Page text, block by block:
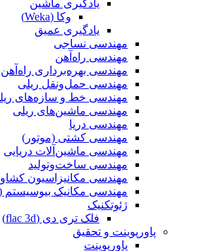
یادگیری ماشین
وکا (Weka)
یادگیری عمیق
مهندسی نساجی
مهندسی راه‌آهن
مهندسی بهره‌برداری راه‌آهن
مهندسی حمل‌ونقل ریلی
مهندسی خط و سازه‌های
مهندسی ماشین‌های ریلی
مهندسی دریا
مهندسی کشتی (موتور)
مهندسی ماشین‌آلات دریایی
مهندسی ساخت‌وتولید
مهندسی مکانیزاسیون
مهندسی مکانیک
ژئوتکنیک
فلک تری دی (flac 3d)
پاورپوینت و تحقیق
پاورپوینت